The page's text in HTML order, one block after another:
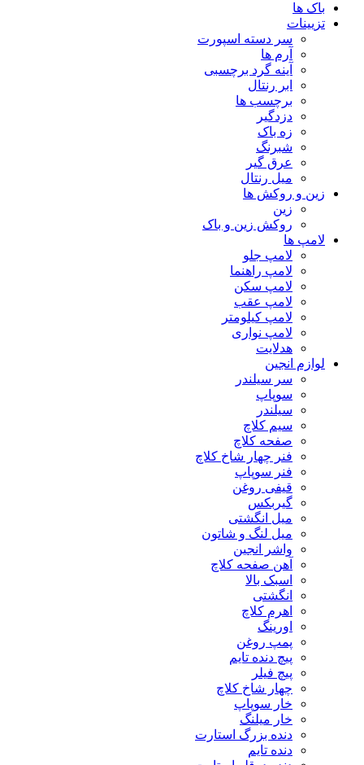
باک ها
تزیینات
سر دسته اسپورت
آرم ها
آینه گرد برچسبی
ابر رنتال
برچسب ها
دزدگیر
زه باک
شبرنگ
عرق گیر
میل رنتال
زین و روکش ها
زین
روکش زین و باک
لامپ ها
لامپ جلو
لامپ راهنما
لامپ سکن
لامپ عقب
لامپ کیلومتر
لامپ نواری
هدلایت
لوازم انجین
سر سیلندر
سوپاپ
سیلندر
سیم کلاچ
صفحه کلاچ
فنر چهار شاخ کلاچ
فنر سوپاپ
قیفی روغن
گیربکس
میل انگشتی
میل لنگ و شاتون
واشر انجین
آهن صفحه کلاچ
اسبک بالا
انگشتی
اهرم کلاچ
اورینگ
پمپ روغن
پیچ دنده تایم
پیچ فیلر
چهار شاخ کلاچ
خار سوپاپ
خار میلنگ
دنده بزرگ استارت
دنده تایم